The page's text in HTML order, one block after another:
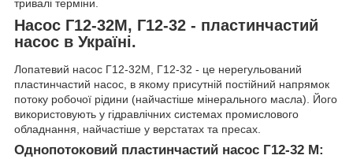
тривалі терміни.
Насос Г12-32М, Г12-32 - пластинчастий
насос в Україні.
Лопатевий насос Г12-32М, Г12-32 - це нерегульований
пластинчастий насос, в якому присутній постійний напрямок
потоку робочої рідини (найчастіше мінерального масла). Його
використовують у гідравлічних системах промислового
обладнання, найчастіше у верстатах та пресах.
Однопотоковий пластинчастий насос Г12-32 М: